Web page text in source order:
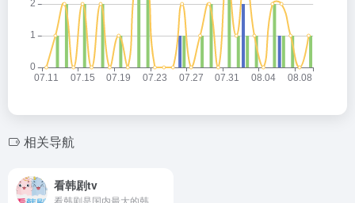
相关导航
看韩剧tv